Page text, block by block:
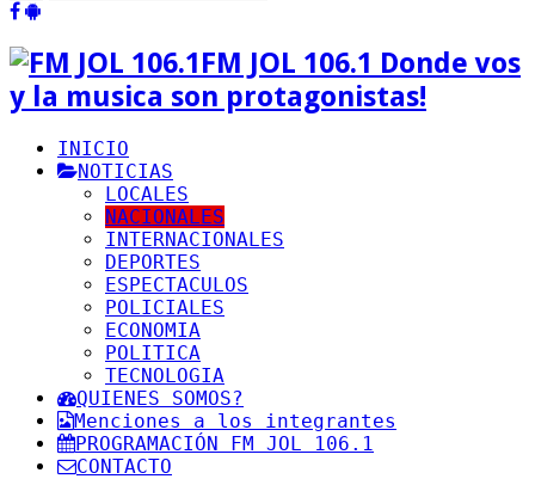
FM JOL 106.1 Donde vos
y la musica son protagonistas!
INICIO
NOTICIAS
LOCALES
NACIONALES
INTERNACIONALES
DEPORTES
ESPECTACULOS
POLICIALES
ECONOMIA
POLITICA
TECNOLOGIA
QUIENES SOMOS?
Menciones a los integrantes
PROGRAMACIÓN FM JOL 106.1
CONTACTO